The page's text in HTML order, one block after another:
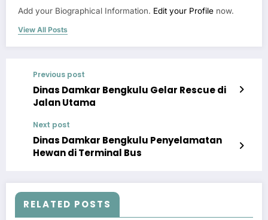
Add your Biographical Information. Edit your Profile now.
View All Posts
Previous post
Dinas Damkar Bengkulu Gelar Rescue di
Jalan Utama
Next post
Dinas Damkar Bengkulu Penyelamatan
Hewan di Terminal Bus
RELATED POSTS